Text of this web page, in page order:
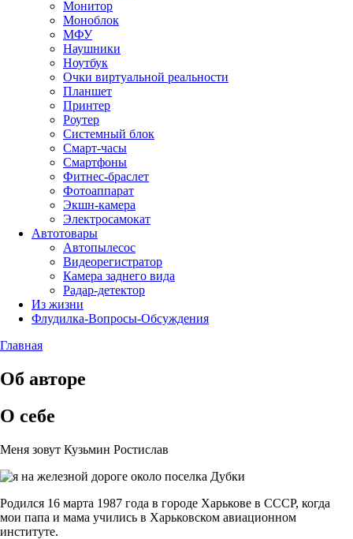
Монитор
Моноблок
МФУ
Наушники
Ноутбук
Очки виртуальной реальности
Планшет
Принтер
Роутер
Системный блок
Смарт-часы
Смартфоны
Фитнес-браслет
Фотоаппарат
Экшн-камера
Электросамокат
Автотовары
Автопылесос
Видеорегистратор
Камера заднего вида
Радар-детектор
Из жизни
Флудилка-Вопросы-Обсуждения
Главная
Об авторе
О себе
Меня зовут Кузьмин Ростислав
Родился 16 марта 1987 года в городе Харькове в СССР, когда
мои папа и мама учились в Харьковском авиационном
институте.